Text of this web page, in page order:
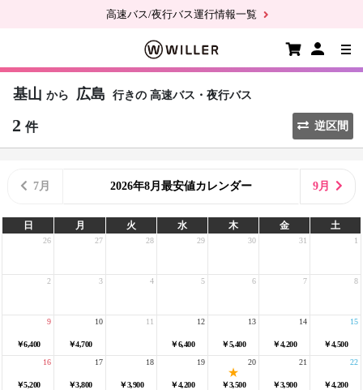
高速バス/夜行バス運行情報一覧
基山 から 広島 行きの 高速バス・夜行バス
2 件 逆区間
7月 2026年8月最安値カレンダー 9月
日 月 火 水 木 金 土
26 27 28 29 30 31 1
2 3 4 5 6 7 8
￥6,400
9
￥4,700
10 11
￥6,400
12
￥5,400
13
￥4,200
14
￥4,500
15
￥5,200
16
￥3,800
17
￥3,900
18
￥4,200
19
￥3,500
20
￥3,900
21
￥4,200
22